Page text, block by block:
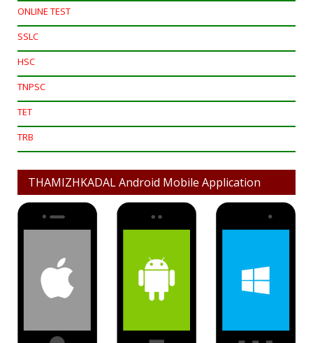
ONLINE TEST
SSLC
HSC
TNPSC
TET
TRB
THAMIZHKADAL Android Mobile Application